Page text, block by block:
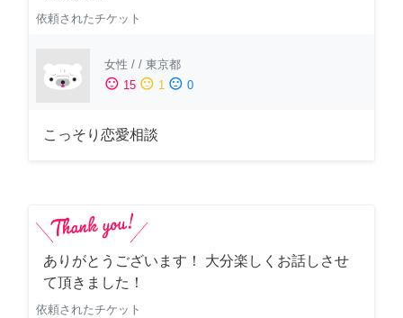
依頼されたチケット
女性 / / 東京都
sentiment_satisfied 15 sentiment_neutral 1 sentiment_dissatisfied 0
こっそり恋愛相談
ありがとうございます！ 大分楽しくお話しさせ
て頂きました！
依頼されたチケット